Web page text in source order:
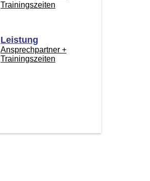
Trainingszeiten
Leistung
Ansprechpartner +
Trainingszeiten